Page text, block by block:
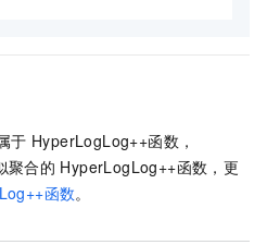
于 HyperLogLog++函数，
聚合的 HyperLogLog++函数， 更
函数。